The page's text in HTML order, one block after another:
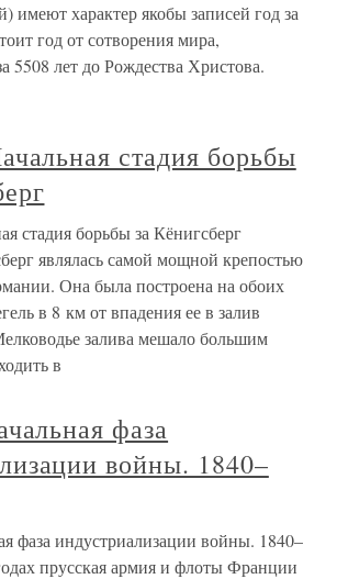
имеют характер якобы записей год за
год от сотворения мира,
5508 лет до Рождества Христова.
стадия борьбы
стадия борьбы за Кёнигсберг
являлась самой мощной крепостью
Она была построена на обоих
в 8 км от впадения ее в залив
залива мешало большим
в
фаза
войны. 1840–
фаза индустриализации войны. 1840–
прусская армия и флоты Франции